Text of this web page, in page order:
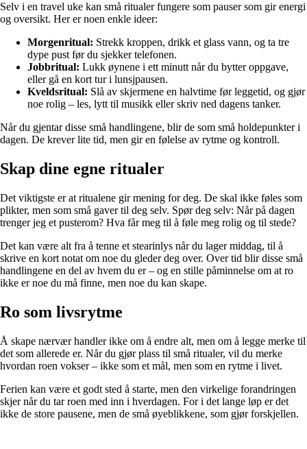
Selv i en travel uke kan små ritualer fungere som pauser som gir energi
og oversikt. Her er noen enkle ideer:
Morgenritual: Strekk kroppen, drikk et glass vann, og ta tre
dype pust før du sjekker telefonen.
Jobbritual: Lukk øynene i ett minutt når du bytter oppgave,
eller gå en kort tur i lunsjpausen.
Kveldsritual: Slå av skjermene en halvtime før leggetid, og gjør
noe rolig – les, lytt til musikk eller skriv ned dagens tanker.
Når du gjentar disse små handlingene, blir de som små holdepunkter i
dagen. De krever lite tid, men gir en følelse av rytme og kontroll.
Skap dine egne ritualer
Det viktigste er at ritualene gir mening for deg. De skal ikke føles som
plikter, men som små gaver til deg selv. Spør deg selv: Når på dagen
trenger jeg et pusterom? Hva får meg til å føle meg rolig og til stede?
Det kan være alt fra å tenne et stearinlys når du lager middag, til å
skrive en kort notat om noe du gleder deg over. Over tid blir disse små
handlingene en del av hvem du er – og en stille påminnelse om at ro
ikke er noe du må finne, men noe du kan skape.
Ro som livsrytme
Å skape nærvær handler ikke om å endre alt, men om å legge merke til
det som allerede er. Når du gjør plass til små ritualer, vil du merke
hvordan roen vokser – ikke som et mål, men som en rytme i livet.
Ferien kan være et godt sted å starte, men den virkelige forandringen
skjer når du tar roen med inn i hverdagen. For i det lange løp er det
ikke de store pausene, men de små øyeblikkene, som gjør forskjellen.